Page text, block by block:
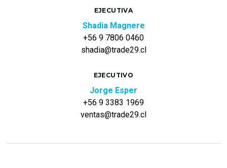
EJECUTIVA
Shadia Magnere
+56 9 7806 0460
shadia@trade29.cl
EJECUTIVO
Jorge Esper
+56 9 3383 1969
ventas@trade29.cl